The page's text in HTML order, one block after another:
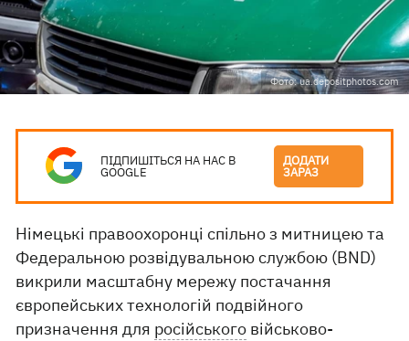
Фото: ua.depositphotos.com
ПІДПИШІТЬСЯ НА НАС В
GOOGLE
ДОДАТИ
ЗАРАЗ
Німецькі правоохоронці спільно з митницею та
Федеральною розвідувальною службою (BND)
викрили масштабну мережу постачання
європейських технологій подвійного
призначення для російського військово-